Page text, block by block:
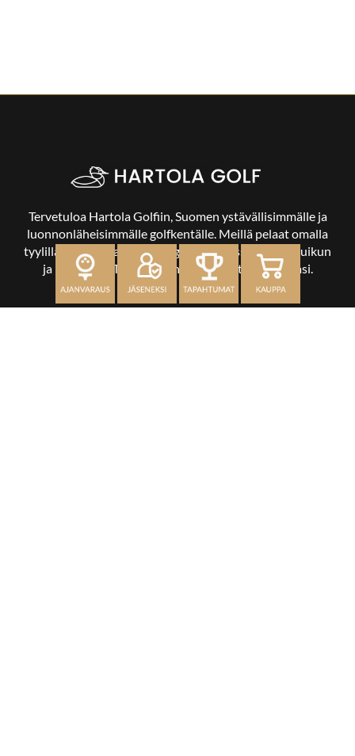
Tervetuloa Hartola Golfiin, Suomen ystävällisimmälle ja
luonnonläheisimmälle golfkentälle. Meillä pelaat omalla
tyylilläsi ja tasollasi – ja bongaat halutessasi vaikka uikun
ja kuikankin. Tärkeintä on, että nautit vierailustasi.